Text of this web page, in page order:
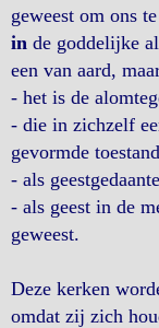
geweest om ons
in de goddelijke
een van aard,
- het is de
- die in zichzelf
gevormde toestand
- als
- als geest in de
geweest.
Deze kerken
omdat zij zich